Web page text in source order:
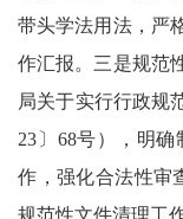
带头学法用法，严
作汇报。三是规范
局关于实行行政规
23〕68号），明
作，强化合法性审